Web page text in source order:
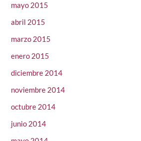
mayo 2015
abril 2015
marzo 2015
enero 2015
diciembre 2014
noviembre 2014
octubre 2014
junio 2014